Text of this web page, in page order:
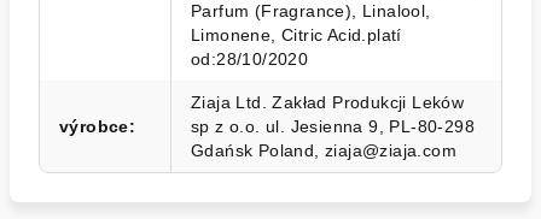
Parfum (Fragrance), Linalool,
Limonene, Citric Acid.platí
od:28/10/2020
výrobce:
Ziaja Ltd. Zakład Produkcji Leków
sp z o.o. ul. Jesienna 9, PL-80-298
Gdańsk Poland, ziaja@ziaja.com